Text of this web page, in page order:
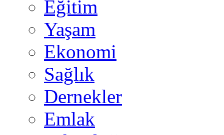
Eğitim
Yaşam
Ekonomi
Sağlık
Dernekler
Emlak